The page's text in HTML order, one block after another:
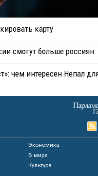
карту
смогут больше россиян
чем интересен Непал
Экономика
В мире
Культура